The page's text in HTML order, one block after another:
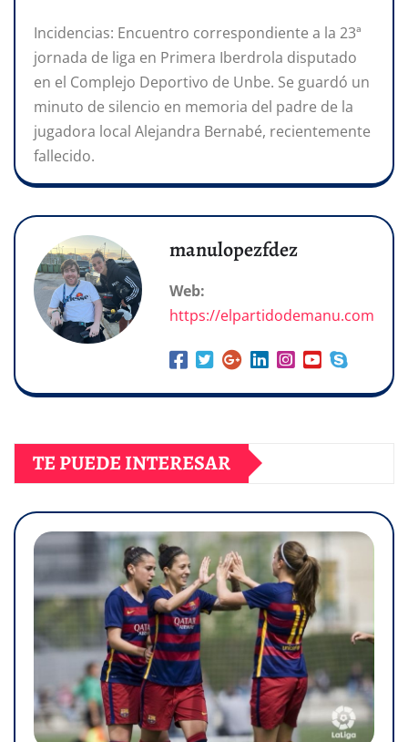
Incidencias: Encuentro correspondiente a la 23ª
jornada de liga en Primera Iberdrola disputado
en el Complejo Deportivo de Unbe. Se guardó un
minuto de silencio en memoria del padre de la
jugadora local Alejandra Bernabé, recientemente
fallecido.
manulopezfdez
Web:
https://elpartidodemanu.com
TE PUEDE INTERESAR